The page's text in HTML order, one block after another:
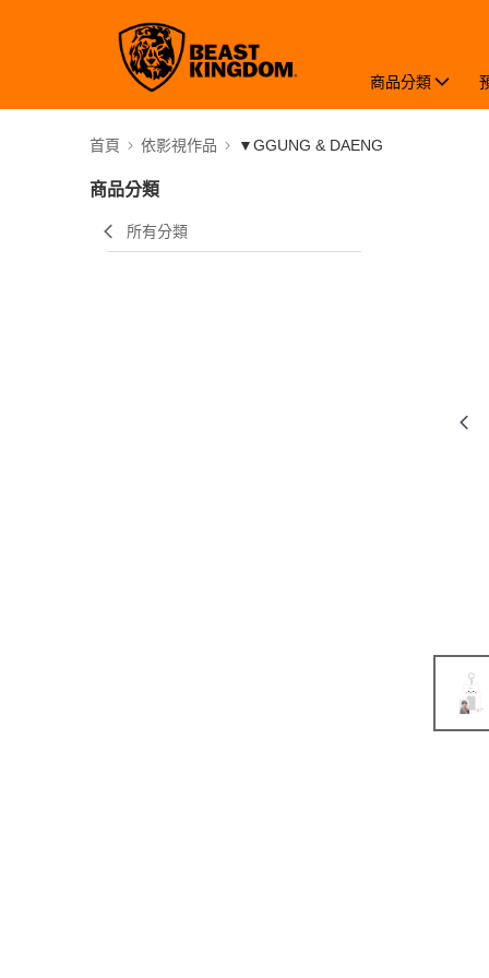
商品分類
首頁 依影視作品 ▼GGUNG & DAENG
商品分類
所有分類